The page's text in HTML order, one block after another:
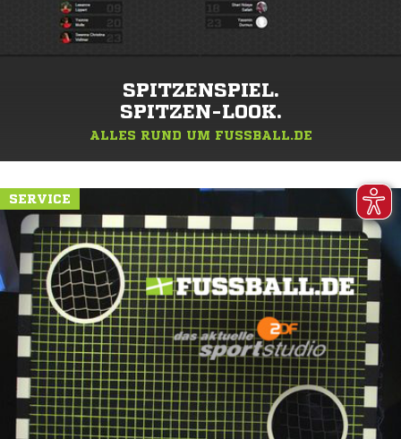
SPITZENSPIEL.
SPITZEN-LOOK.
ALLES RUND UM FUSSBALL.DE
SERVICE